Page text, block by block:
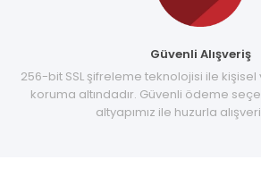
Güvenli Alışveriş
256-bit SSL şifreleme teknolojisi ile
koruma altındadır. Güvenli ödeme
altyapımız ile huzurla